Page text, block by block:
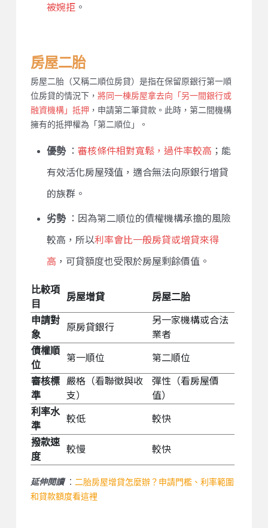
被婉拒。
房屋二胎
房屋二胎（又稱二順位房貸）是指在保留原銀行第一順
位房貸的情況下， 將同一棟房屋拿去向「另一間銀行或
融資機構」抵押 ，申請第二筆貸款。此時，第二間機構
擁有的抵押權為「第二順位」。
優勢： 審核條件相對寬鬆，過件率較高 ；能
有效活化房屋殘值，適合無法向原銀行增貸
的族群。
劣勢：因為第二順位的債權機構承擔的風險
較高，所以利率會比一般房貸或增貸來得
高 ，可貸額度也受限於房屋剩餘價值。
比較項
目
房屋增貸 房屋二胎
申請對
象
原房貸銀行
另一家機構或合法
業者
債權順
位
第一順位 第二順位
審核標
準
嚴格（看聯徵與收
支）
彈性（看房屋價
值）
利率水
準
較低 較快
撥款速
度
較慢 較快
延伸閱讀： 二胎房屋增貸怎麼辦？申請門檻、利率範圍
和貸款額度看這裡